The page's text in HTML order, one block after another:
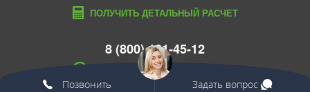
ПОЛУЧИТЬ ДЕТАЛЬНЫЙ РАСЧЕТ
8 (800) 101-45-12
serpuhov@edcons.ru
Позвонить Задать вопрос